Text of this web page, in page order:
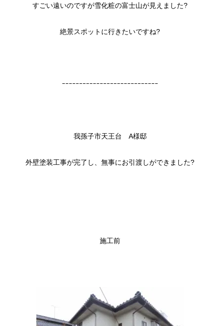
すごい遠いのですが雪化粧の富士山が見えました?
絶景スポットに行きたいですね?
ｰｰｰｰｰｰｰｰｰｰｰｰｰｰｰｰｰｰｰｰｰｰｰｰｰｰｰｰ
我孫子市天王台 A様邸
外壁塗装工事が完了し、無事にお引渡しができました?
施工前